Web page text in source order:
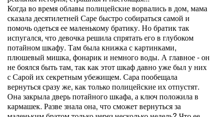
Когда во время облавы полицейские ворвались в дом, мама
сказала десятилетней Саре быстро собираться самой и
помочь одеться ее маленькому братику. Но братик так
испугался, что девочка решила спрятать его в глубоком
потайном шкафу. Там была книжка с картинками,
плюшевый мишка, фонарик и немного воды. А главное - он
не боялся быть там, так как этот шкаф давно уже был у них
с Сарой их секретным убежищем. Сара пообещала
вернуться сразу же, как только полицейские их отпустят.
Она закрыла дверь потайного шкафа, а ключ положила в
кармашек. Разве знала она, что сможет вернуться за